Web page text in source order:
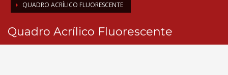
QUADRO ACRÍLICO FLUORESCENTE
Quadro Acrílico Fluorescente